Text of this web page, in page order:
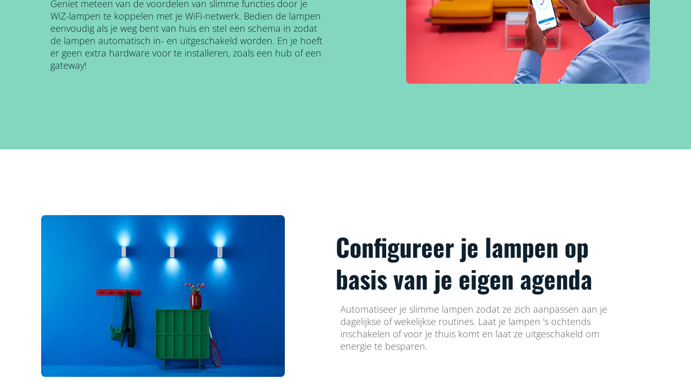
Geniet meteen van de voordelen van slimme functies door je
WiZ-lampen te koppelen met je WiFi-netwerk. Bedien de lampen
eenvoudig als je weg bent van huis en stel een schema in zodat
de lampen automatisch in- en uitgeschakeld worden. En je hoeft
er geen extra hardware voor te installeren, zoals een hub of een
gateway!
Configureer je lampen op
basis van je eigen agenda
Automatiseer je slimme lampen zodat ze zich aanpassen aan je
dagelijkse of wekelijkse routines. Laat je lampen 's ochtends
inschakelen of voor je thuis komt en laat ze uitgeschakeld om
energie te besparen.